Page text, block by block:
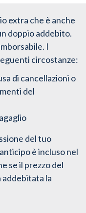
extra che è anche
doppio addebito.
I
circostanze:
di cancellazioni o
del
del tuo
è incluso nel
se il prezzo del
addebitata la